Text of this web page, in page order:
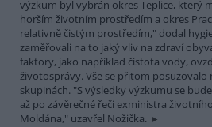
výzkum byl vybrán okres Teplice, který
horším životním prostředím a okres
relativně čistým prostředím," dodal
zaměřovali na to jaký vliv na zdraví
faktory, jako například čistota vody,
životosprávy. Vše se přitom posuzovalo
skupinách. "S výsledky výzkumu se
až po závěrečné řeči exministra
Moldána," uzavřel Nožička.